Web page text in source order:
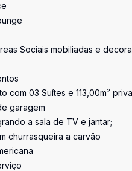
Sociais mobiliadas e
com 03 Suítes e 113,00m²
garagem
a sala de TV e jantar;
churrasqueira a carvão